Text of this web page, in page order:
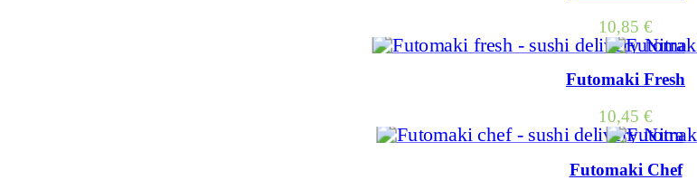
10,85 €
Futomaki Fresh
10,45 €
Futomaki Chef